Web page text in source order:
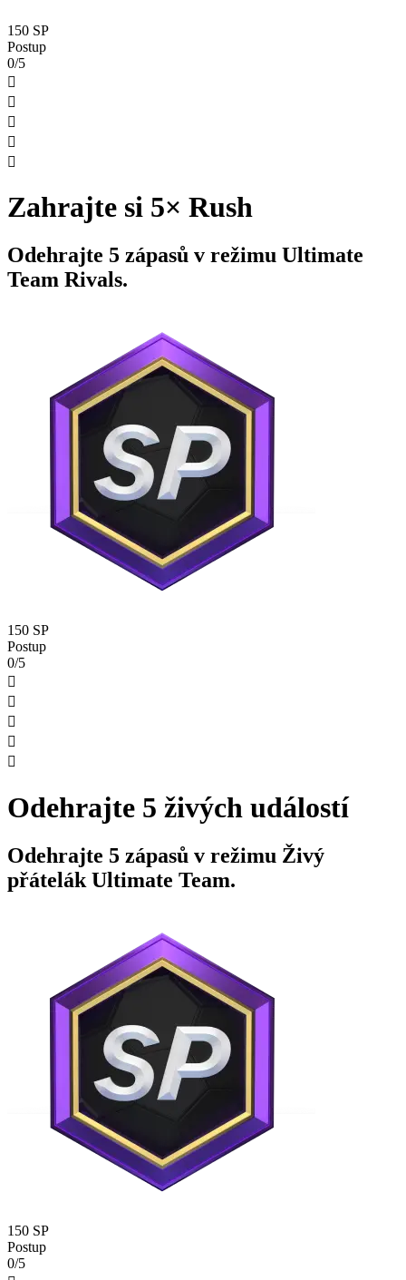
150 SP
Postup
0/5





Zahrajte si 5× Rush
Odehrajte 5 zápasů v režimu Ultimate
Team Rivals.
150 SP
Postup
0/5





Odehrajte 5 živých událostí
Odehrajte 5 zápasů v režimu Živý
přátelák Ultimate Team.
150 SP
Postup
0/5